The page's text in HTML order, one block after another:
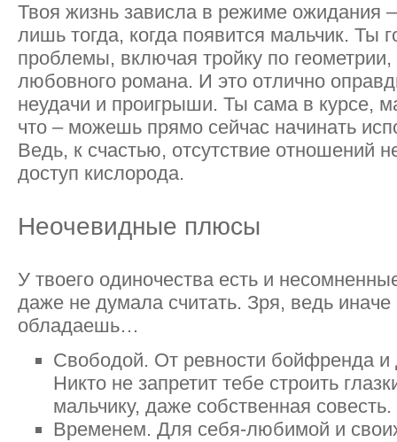
Твоя жизнь зависла в режиме ожидания
лишь тогда, когда появится мальчик. Ты
проблемы, включая тройку по геометрии,
любовного романа. И это отлично
неудачи и проигрыши. Ты сама в курсе,
что – можешь прямо сейчас начинать
Ведь, к счастью, отсутствие отношений
доступ кислорода.
Неочевидные плюсы
У твоего одиночества есть и
даже не думала считать. Зря, ведь
обладаешь…
Свободой. От ревности бойфренда
Никто не запретит тебе строить
мальчику, даже собственная совесть.
Временем. Для себя-любимой и